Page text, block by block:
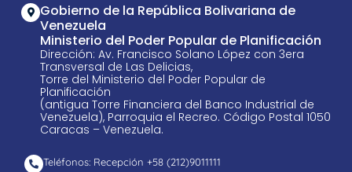
Gobierno de la República Bolivariana de
Venezuela
Ministerio del Poder Popular de Planificación
Dirección: Av. Francisco Solano López con 3era
Transversal de Las Delicias,
Torre del Ministerio del Poder Popular de
Planificación
(antigua Torre Financiera del Banco Industrial de
Venezuela), Parroquia el Recreo. Código Postal 1050
Caracas – Venezuela.
Teléfonos: Recepción +58 ​(212)9011111